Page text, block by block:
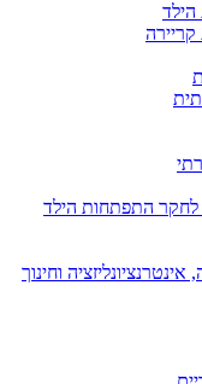
לחקר התפתחות הילד
וחינוך